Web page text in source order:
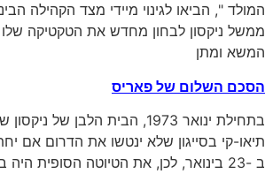
המולד ", הביאו לגינוי מיידי מצד הקהילה
ממשל ניקסון לבחון מחדש את הטקטיקה
המשא ומתן
הסכם השלום של פאריס
בתחילת ינואר 1973, הבית הלבן
תיאו-קי בסייגון שלא ינטשו את הדרום אם
ב -23 בינואר, לכן, את הטיוטה הסופית